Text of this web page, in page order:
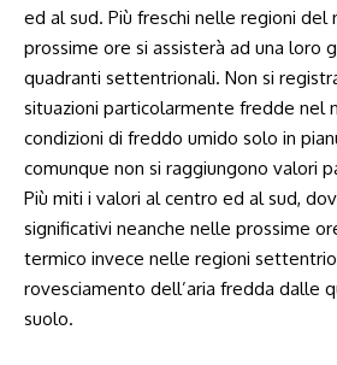
ed al sud. Più freschi nelle regioni del
prossime ore si assisterà ad una loro
quadranti settentrionali. Non si
situazioni particolarmente fredde nel
condizioni di freddo umido solo in
comunque non si raggiungono valori
Più miti i valori al centro ed al sud,
significativi neanche nelle prossime
termico invece nelle regioni
rovesciamento dell’aria fredda dalle
suolo.